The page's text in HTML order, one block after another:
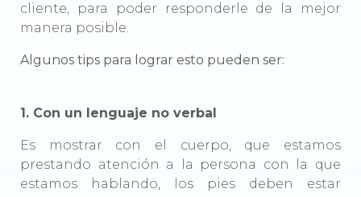
cliente, para poder responderle de la mejor
manera posible.
Algunos tips para lograr esto pueden ser:
1. Con un lenguaje no verbal
Es mostrar con el cuerpo, que estamos
prestando atención a la persona con la que
estamos hablando, los pies deben estar